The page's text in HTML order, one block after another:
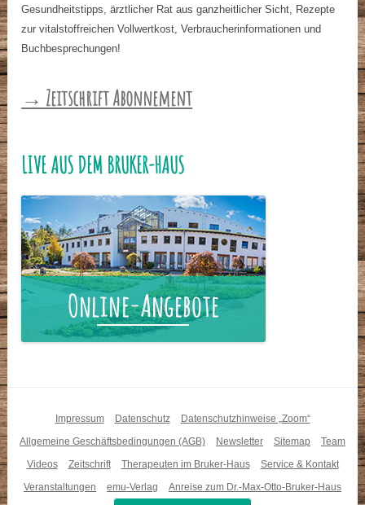
Gesundheitstipps, ärztlicher Rat aus ganzheitlicher Sicht, Rezepte
zur vitalstoffreichen Vollwertkost, Verbraucherinformationen und
Buchbesprechungen!
→ Zeitschrift Abonnement
LIVE AUS DEM BRUKER-HAUS
Impressum Datenschutz
Datenschutzhinweise „Zoom“
Allgemeine Geschäftsbedingungen (AGB)
Newsletter Sitemap
Team
Videos
Zeitschrift Therapeuten im Bruker-Haus
Service & Kontakt
Veranstaltungen
emu-Verlag
Anreise zum Dr.-Max-Otto-Bruker-Haus